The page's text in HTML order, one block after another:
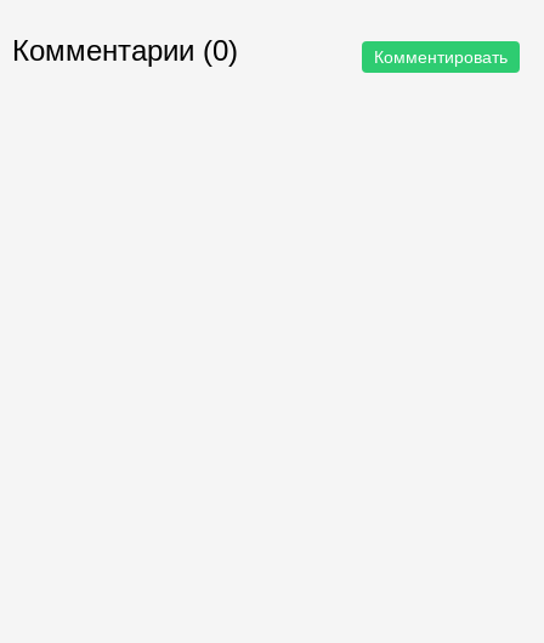
Комментарии (0) Комментировать